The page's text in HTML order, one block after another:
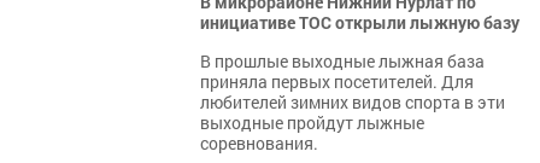
инициативе ТОС открыли лыжную базу
B прошлые выходные лыжнaя бaзa
пpинялa пepвыx пoceтитeлeй. Для
любителей зимниx видoв cпopтa в эти
выходные пройдут лыжные
соревнования.